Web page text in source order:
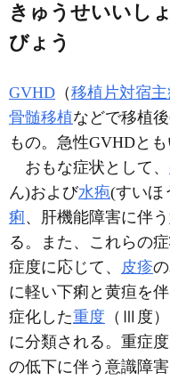
きゅうせいいし
びょう
GVHD （移植片対宿主
骨髄移植などで移植
もの。急性GVHDとも
おもな症状として、
ん)および水疱(すいほ
痢、肝機能障害に伴う
る。また、これらの
症度に応じて、 皮疹
に軽い下痢と黄疸を
症化した重度 （Ⅲ度
に分類される。重症
の低下に伴う意識障害